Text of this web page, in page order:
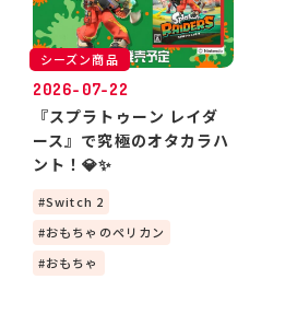
シーズン商品
2026-07-22
『スプラトゥーン レイダ
ース』で究極のオタカラハ
ント！💎✨
Switch 2
おもちゃのペリカン
おもちゃ